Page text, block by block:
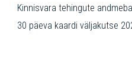
Kinnisvara tehingute
30 päeva kaardi väljakutse